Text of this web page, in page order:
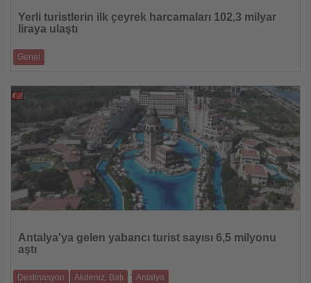
Yerli turistlerin ilk çeyrek harcamaları 102,3 milyar
liraya ulaştı
Genel
arttı
22.07.2026
Antalya'ya gelen yabancı turist sayısı 6,5 milyonu
aştı
Destinasyon Akdeniz, Batı - Antalya